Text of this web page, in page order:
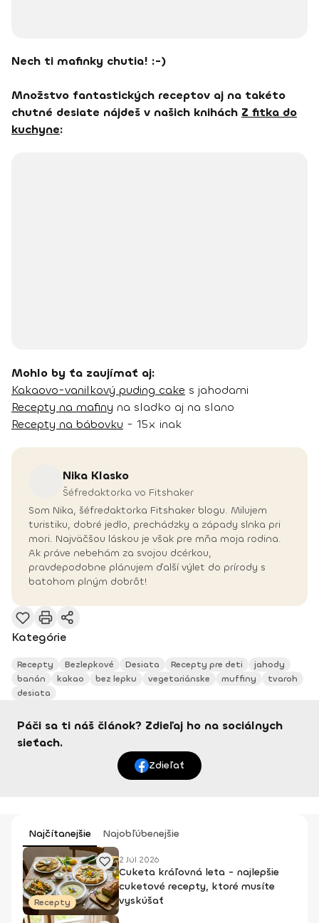
Nech ti mafinky chutia! :-)
Množstvo fantastických receptov aj na takéto
chutné desiate nájdeš v našich knihách Z fitka do
kuchyne:
Mohlo by ťa zaujímať aj:
Kakaovo-vanilkový puding cake s jahodami
Recepty na mafiny na sladko aj na slano
Recepty na bábovku - 15x inak
Nika Klasko
Šéfredaktorka vo Fitshaker
Som Nika, šéfredaktorka Fitshaker blogu. Milujem
turistiku, dobré jedlo, prechádzky a západy slnka pri
mori. Najväčšou láskou je však pre mňa moja rodina.
Ak práve nebehám za svojou dcérkou,
pravdepodobne plánujem ďalší výlet do prírody s
batohom plným dobrôt!
Kategórie
Recepty Bezlepkové Desiata Recepty pre deti
jahody
banán
kakao bez lepku vegetariánske muffiny
tvaroh
desiata
Páči sa ti náš článok? Zdieľaj ho na sociálnych
sieťach.
Zdieľať
Najčítanejšie Najobľúbenejšie
Recepty
2 Júl 2026
Cuketa kráľovná leta - najlepšie
cuketové recepty, ktoré musíte
vyskúšať